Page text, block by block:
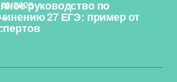
руководство по
27 ЕГЭ: пример от
2026